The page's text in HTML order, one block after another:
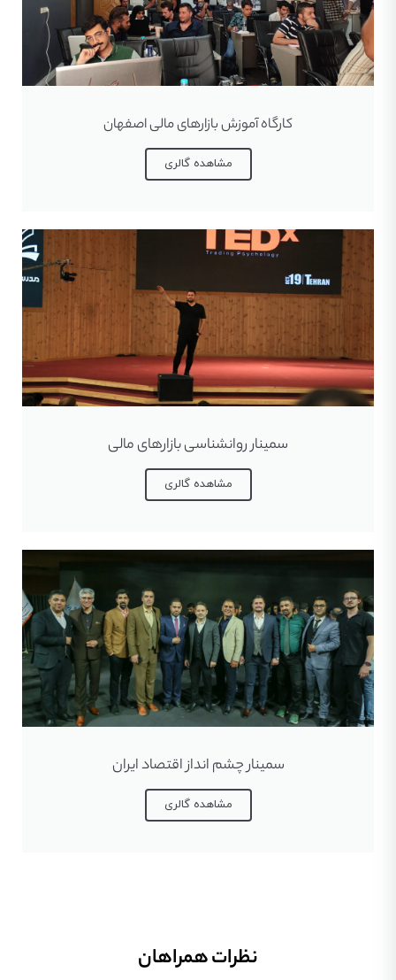
کارگاه آموزش بازارهای مالی اصفهان
مشاهده گالری
سمینار روانشناسی بازارهای مالی
مشاهده گالری
سمینار چشم انداز اقتصاد ایران
مشاهده گالری
نظرات همراهان